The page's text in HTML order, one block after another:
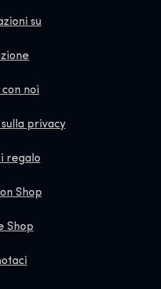
su
con noi
privacy
regalo
Shop
Shop